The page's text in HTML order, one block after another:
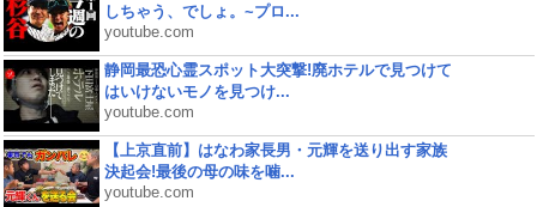
しちゃう、でしょ。~プロ...
youtube.com
静岡最恐心霊スポット大突撃!廃ホテルで見つけて
はいけないモノを見つけ...
youtube.com
【上京直前】はなわ家長男・元輝を送り出す家族
決起会!最後の母の味を噛...
youtube.com